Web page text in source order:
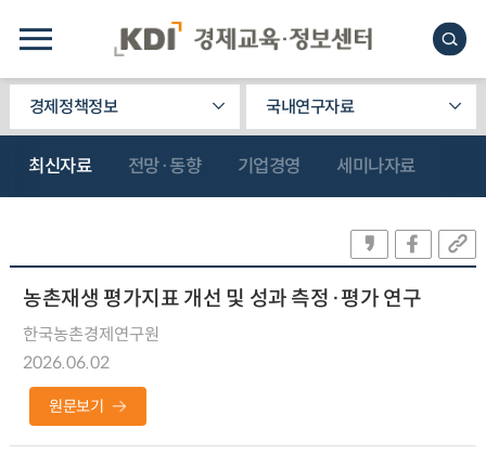
경제정책정보 국내연구자료
최신자료 전망·동향 기업경영 세미나자료
농촌재생 평가지표 개선 및 성과 측정·평가 연구
한국농촌경제연구원
2026.06.02
원문보기